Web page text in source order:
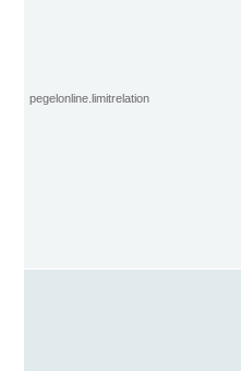
pegelonline.limitrelation